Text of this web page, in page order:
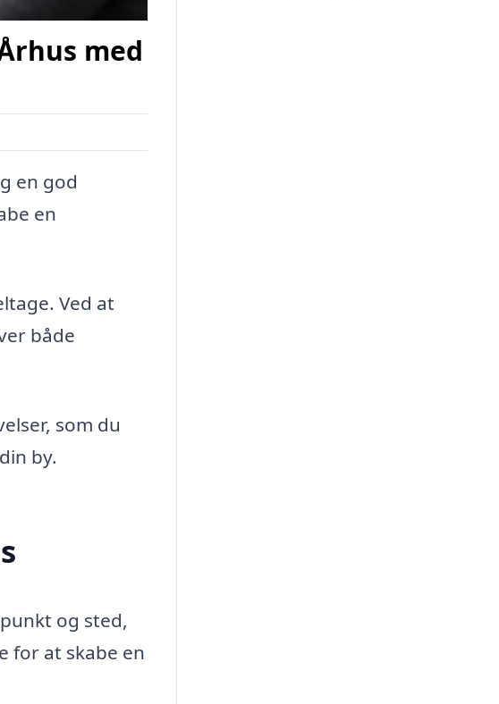
med
en god
en
Ved at
både
som du
by.
og sted,
for at skabe en